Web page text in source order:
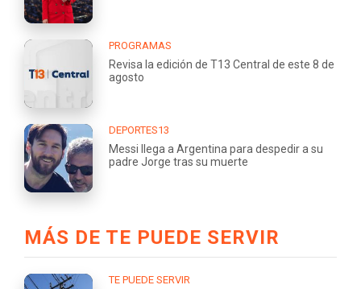
PROGRAMAS
Revisa la edición de T13 Central de este 8 de
agosto
DEPORTES13
Messi llega a Argentina para despedir a su
padre Jorge tras su muerte
MÁS DE TE PUEDE SERVIR
TE PUEDE SERVIR